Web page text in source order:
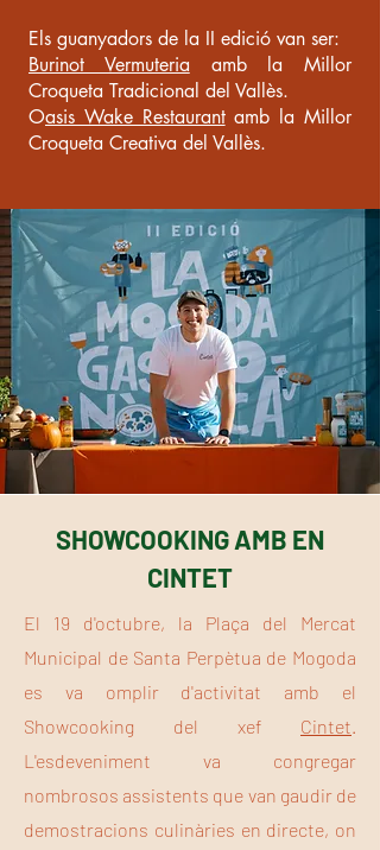
Els guanyadors de la II edició van ser:
Burinot Vermuteria amb la Millor
Croqueta Tradicional del Vallès.
Oasis Wake Restaurantamb la Millor
Croqueta Creativa del Vallès.
SHOWCOOKING AMB EN
CINTET
El 19 d'octubre, la Plaça del Mercat
Municipal de Santa Perpètua de Mogoda
es va omplir d'activitat amb el
Showcooking del xef Cintet.
L'esdeveniment va congregar
nombrosos assistents que van gaudir de
demostracions culinàries en directe, on